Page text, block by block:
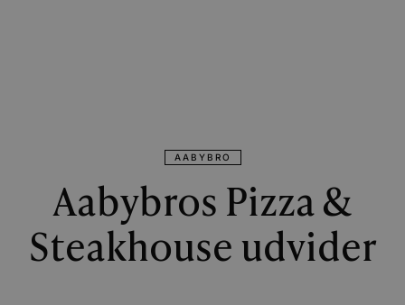
AABYBRO
Aabybros Pizza &
Steakhouse udvider